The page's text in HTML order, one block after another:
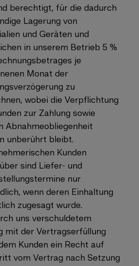
berechtigt, für die dadurch
Lagerung von
und Geräten und
in unserem Betrieb 5 %
je
Monat der
zu
wobei die Verpflichtung
zur Zahlung sowie
Abnahmeobliegenheit
unberührt bleibt.
Kunden
sind Liefer- und
nur
wenn deren Einhaltung
zugesagt wurde.
uns verschuldetem
mit der Vertragserfüllung
Kunden ein Recht auf
vom Vertrag nach Setzung